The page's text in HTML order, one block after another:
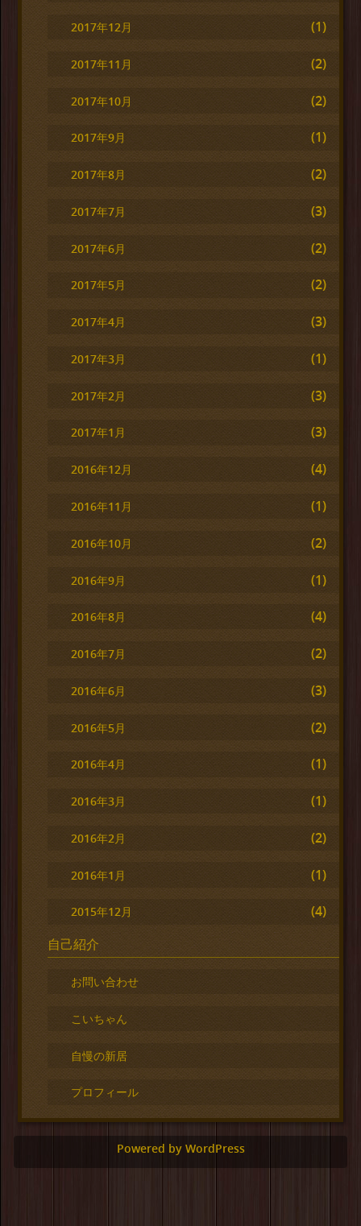
2017年12月 (1)
2017年11月 (2)
2017年10月 (2)
2017年9月 (1)
2017年8月 (2)
2017年7月 (3)
2017年6月 (2)
2017年5月 (2)
2017年4月 (3)
2017年3月 (1)
2017年2月 (3)
2017年1月 (3)
2016年12月 (4)
2016年11月 (1)
2016年10月 (2)
2016年9月 (1)
2016年8月 (4)
2016年7月 (2)
2016年6月 (3)
2016年5月 (2)
2016年4月 (1)
2016年3月 (1)
2016年2月 (2)
2016年1月 (1)
2015年12月
(4)
自己紹介
お問い合わせ
こいちゃん
自慢の新居
プロフィール
Powered by WordPress